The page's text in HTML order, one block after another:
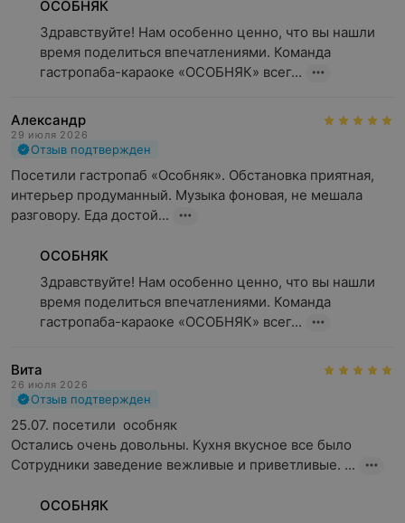
ОСОБНЯК
Здравствуйте! Нам особенно ценно, что вы нашли
время поделиться впечатлениями. Команда
гастропаба-караоке «ОСОБНЯК» всег...
Александр
29 июля 2026
Отзыв подтвержден
Посетили гастропаб «Особняк». Обстановка приятная,
интерьер продуманный. Музыка фоновая, не мешала
разговору. Еда достой...
ОСОБНЯК
Здравствуйте! Нам особенно ценно, что вы нашли
время поделиться впечатлениями. Команда
гастропаба-караоке «ОСОБНЯК» всег...
Вита
26 июля 2026
Отзыв подтвержден
25.07. посетили  особняк
Остались очень довольны. Кухня вкусное все было
Сотрудники заведение вежливые и приветливые. ...
ОСОБНЯК